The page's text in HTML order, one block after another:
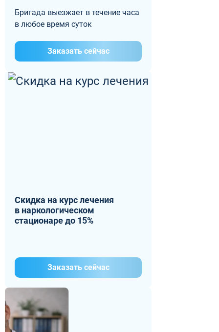
Бригада выезжает в течение часа
в любое время суток
Заказать сейчас
Скидка на курс лечения
в наркологическом
стационаре до 15%
Заказать сейчас